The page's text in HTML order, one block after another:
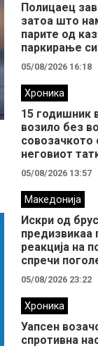
Полицаец
затоа што
парите од
паркирање
05/08/2026 16:18
Хроника
15 годишник
возило без
неговиот
05/08/2026 13:57
Македонија
Искри од
предизвикаа
реакција на
спречи
05/08/2026 23:22
Хроника
Уапсен
спротивна